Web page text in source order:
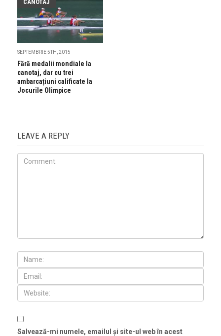
CANOTAJ
SEPTEMBRIE 5TH, 2015
Fără medalii mondiale la
canotaj, dar cu trei
ambarcațiuni calificate la
Jocurile Olimpice
LEAVE A REPLY
Salvează-mi numele, emailul și site-ul web în acest